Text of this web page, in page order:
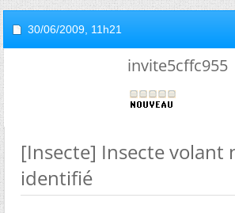
30/06/2009, 11h21
invite5cffc955
[Insecte] Insecte volant
identifié